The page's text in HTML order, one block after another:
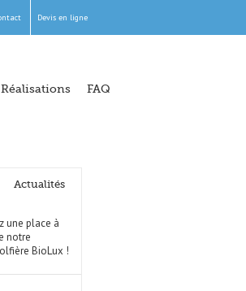
Devis en ligne
Réalisations FAQ
Actualités
une place à
notre
BioLux !